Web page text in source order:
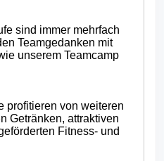
sind immer mehrfach
Teamgedanken mit
unserem Teamcamp
profitieren von weiteren
Getränken, attraktiven
Fitness- und